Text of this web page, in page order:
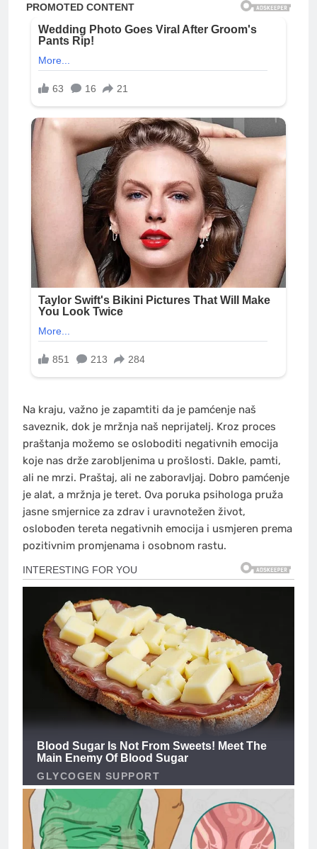
Na kraju, važno je zapamtiti da je pamćenje naš
saveznik, dok je mržnja naš neprijatelj. Kroz proces
praštanja možemo se osloboditi negativnih emocija
koje nas drže zarobljenima u prošlosti. Dakle, pamti,
ali ne mrzi. Praštaj, ali ne zaboravljaj. Dobro pamćenje
je alat, a mržnja je teret. Ova poruka psihologa pruža
jasne smjernice za zdrav i uravnotežen život,
oslobođen tereta negativnih emocija i usmjeren prema
pozitivnim promjenama i osobnom rastu.